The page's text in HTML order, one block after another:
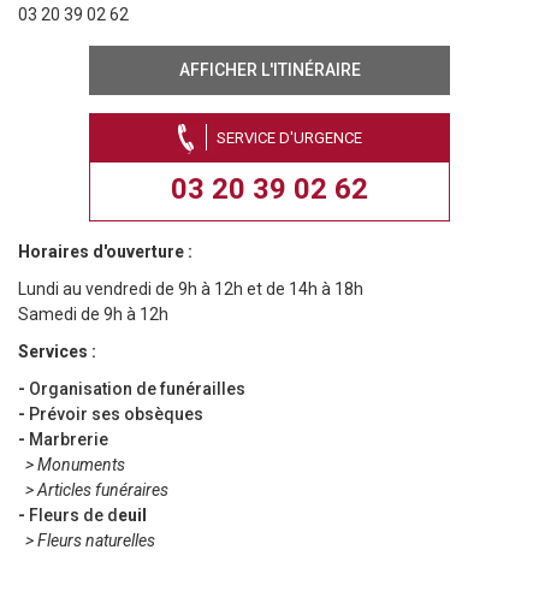
03 20 39 02 62
AFFICHER L'ITINÉRAIRE
SERVICE D'URGENCE
03 20 39 02 62
Horaires d'ouverture :
Lundi au vendredi de 9h à 12h et de 14h à 18h
Samedi de 9h à 12h
Services :
- Organisation de funérailles
- Prévoir ses obsèques
- Marbrerie
>Monuments
>Articles funéraires
- Fleurs de d euil
>Fleurs naturelles